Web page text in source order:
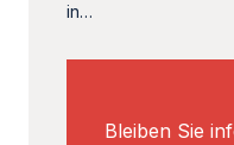
in…
Bleiben Sie